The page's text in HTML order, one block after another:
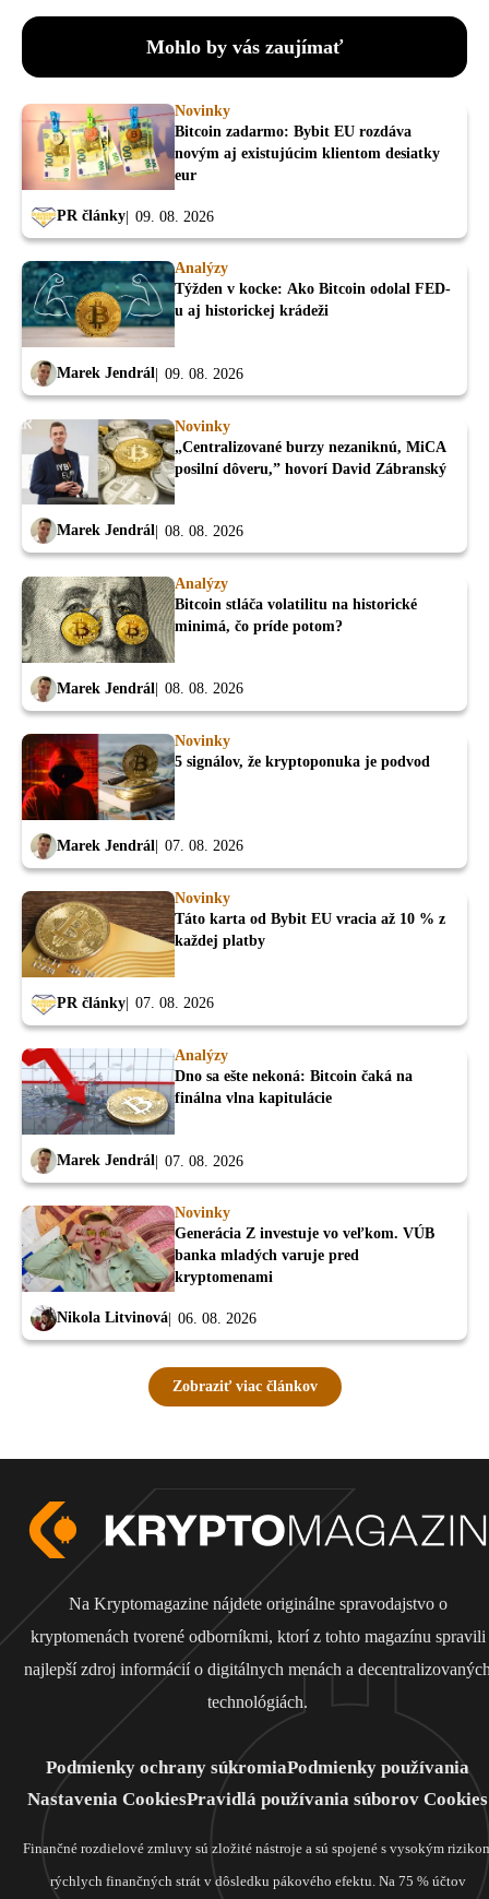
Mohlo by vás zaujímať
Novinky
Bitcoin zadarmo: Bybit EU rozdáva
novým aj existujúcim klientom desiatky
eur
PR články 09. 08. 2026
Analýzy
Týžden v kocke: Ako Bitcoin odolal FED-
u aj historickej krádeži
Marek Jendrál 09. 08. 2026
Novinky
„Centralizované burzy nezaniknú, MiCA
posilní dôveru,” hovorí David Zábranský
Marek Jendrál 08. 08. 2026
Analýzy
Bitcoin stláča volatilitu na historické
minimá, čo príde potom?
Marek Jendrál 08. 08. 2026
Novinky
5 signálov, že kryptoponuka je podvod
Marek Jendrál 07. 08. 2026
Novinky
Táto karta od Bybit EU vracia až 10 % z
každej platby
PR články 07. 08. 2026
Analýzy
Dno sa ešte nekoná: Bitcoin čaká na
finálna vlna kapitulácie
Marek Jendrál 07. 08. 2026
Novinky
Generácia Z investuje vo veľkom. VÚB
banka mladých varuje pred
kryptomenami
Nikola Litvinová 06. 08. 2026
Zobraziť viac článkov
Na Kryptomagazine nájdete originálne spravodajstvo o
kryptomenách tvorené odborníkmi, ktorí z tohto magazínu spravili
najlepší zdroj informácií o digitálnych menách a
technológiách.
Podmienky ochrany súkromiaPodmienky používania
Nastavenia CookiesPravidlá používania súborov Cookies
Finančné rozdielové zmluvy sú zložité nástroje a sú spojené s vysokým
rýchlych finančných strát v dôsledku pákového efektu. Na 75 % účtov